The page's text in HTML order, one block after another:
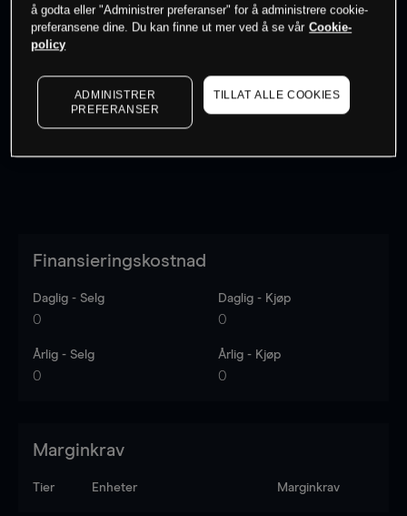
Kursene er veiledende. to see latest market data
Finansieringskostnad
Daglig - Selg
0
Daglig - Kjøp
0
Årlig - Selg
0
Årlig - Kjøp
0
Marginkrav
Tier Enheter Marginkrav
å godta eller "Administrer preferanser" for å administrere cookie-
preferansene dine. Du kan finne ut mer ved å se vår Cookie-
policy
ADMINISTRER
PREFERANSER
TILLAT ALLE COOKIES